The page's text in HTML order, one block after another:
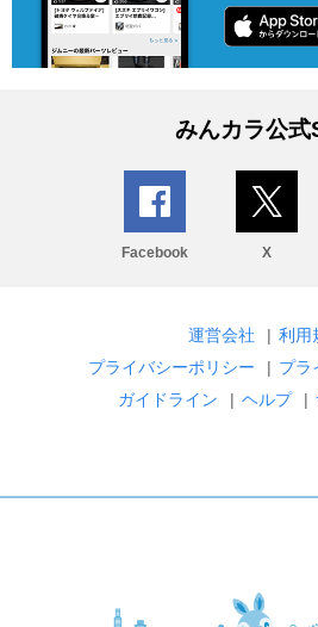
みんカラ公式
Facebook X
運営会社 | 利用
プライバシーポリシー
| プラ
ガイドライン
| ヘルプ |